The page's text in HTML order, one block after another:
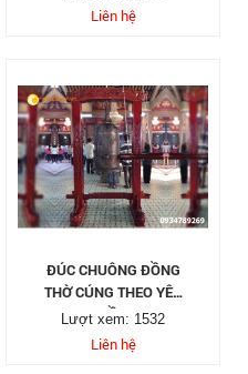
Liên hệ
ĐÚC CHUÔNG ĐỒNG
THỜ CÚNG THEO YÊU
CẦU
Lượt xem: 1532
Liên hệ